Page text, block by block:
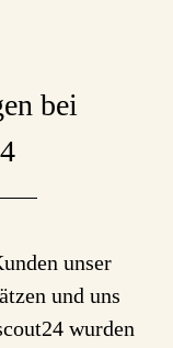
bei
unser
und uns
wurden